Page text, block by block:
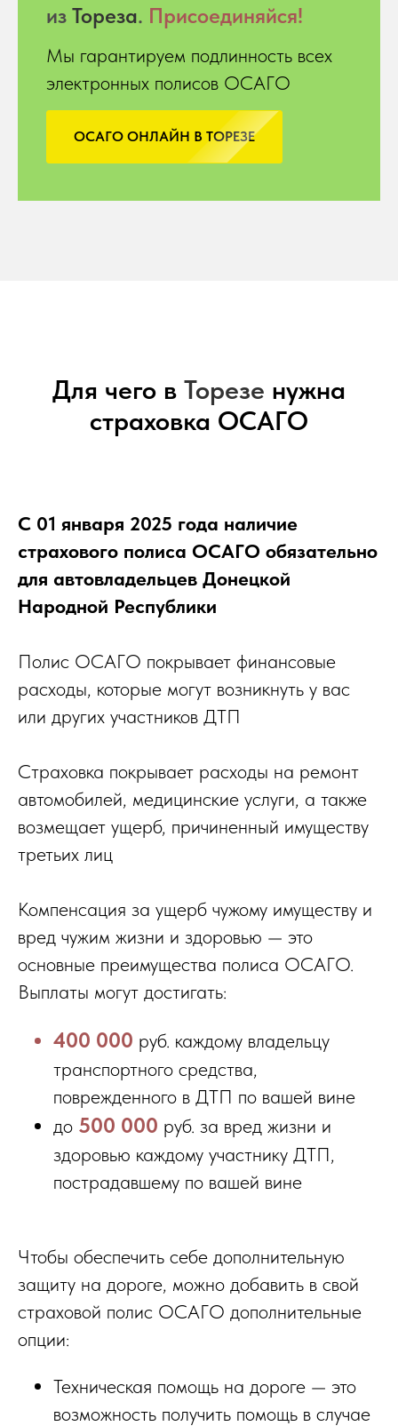
из Тореза. Присоединяйся!
Мы гарантируем подлинность всех
электронных полисов ОСАГО
ОСАГО ОНЛАЙН В ТОРЕЗЕ
Для чего в Торезе нужна
страховка ОСАГО
С 01 января 2025 года наличие
страхового полиса ОСАГО обязательно
для автовладельцев Донецкой
Народной Республики
Полис ОСАГО покрывает финансовые
расходы, которые могут возникнуть у вас
или других участников ДТП
Страховка покрывает расходы на ремонт
автомобилей, медицинские услуги, а также
возмещает ущерб, причиненный имуществу
третьих лиц
Компенсация за ущерб чужому имуществу и
вред чужим жизни и здоровью — это
основные преимущества полиса ОСАГО.
Выплаты могут достигать:
400 000 руб. каждому владельцу
транспортного средства,
поврежденного в ДТП по вашей вине
до 500 000 руб. за вред жизни и
здоровью каждому участнику ДТП,
пострадавшему по вашей вине
Чтобы обеспечить себе дополнительную
защиту на дороге, можно добавить в свой
страховой полис ОСАГО дополнительные
опции:
Техническая помощь на дороге — это
возможность получить помощь в случае